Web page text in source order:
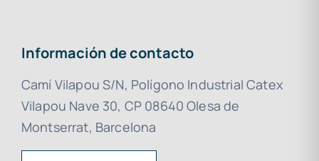
Información de contacto
Camí Vilapou S/N, Polígono Industrial Catex
Vilapou Nave 30, CP 08640 Olesa de
Montserrat, Barcelona